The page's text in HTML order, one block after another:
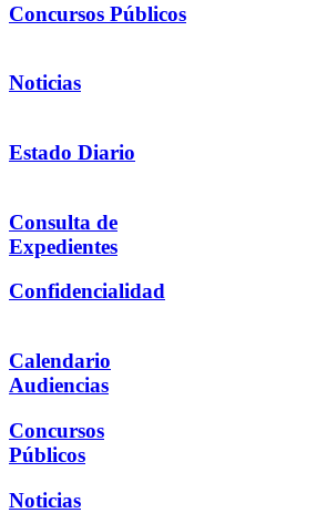
Concursos Públicos
Noticias
Estado Diario
Consulta de
Expedientes
Confidencialidad
Calendario
Audiencias
Concursos
Públicos
Noticias